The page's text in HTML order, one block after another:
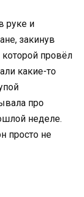
руке и
закинув
которой провёл
какие-то
про
неделе.
просто не